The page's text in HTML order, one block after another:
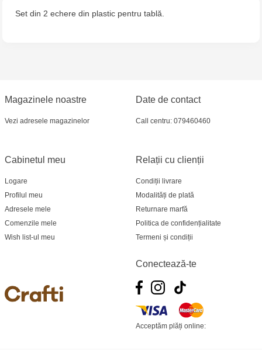
Multistore Centru - bd. Cantemir, 6
Crafti Comrat - str Pobeda,48
Crafti Centru - bd. Ștefan cel Mare și Sfânt,
182
Crafti Ciocana - bd. Mircea cel Bătrân,17/3
Crafti Buiucani - str. Ion Creangă, 68/1
Crafti Ciocana- Port Mall, etajul 3
Set din 2 echere din plastic pentru tablă.
Magazinele noastre
Vezi adresele magazinelor
Relații cu clienții
Condiții livrare
Modalități de plată
Returnare marfă
Politica de confidențialitate
Termeni și condiții
Cabinetul meu
Logare
Profilul meu
Adresele mele
Comenzile mele
Wish list-ul meu
Date de contact
Call centru: 079460460
Conectează-te
Acceptăm plăți online: